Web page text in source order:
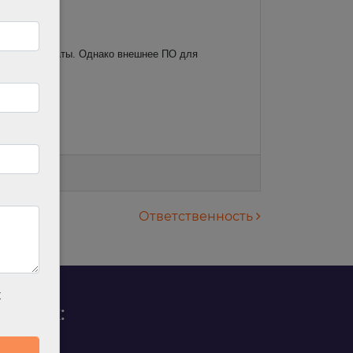
оплаты. Однако внешнее ПО для
Ответственность